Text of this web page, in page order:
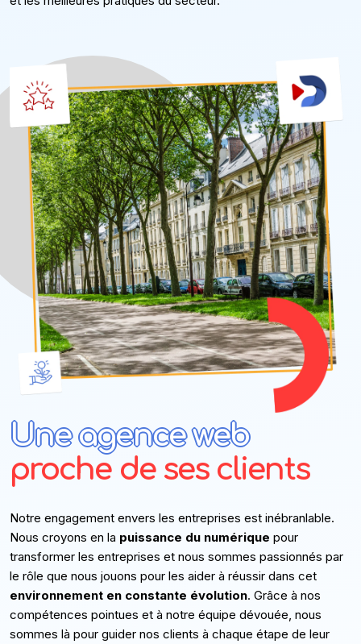
Une agence web
proche de ses clients
Notre engagement envers les entreprises est inébranlable.
Nous croyons en la puissance du numérique pour
transformer les entreprises et nous sommes passionnés par
le rôle que nous jouons pour les aider à réussir dans cet
environnement en constante évolution. Grâce à nos
compétences pointues et à notre équipe dévouée, nous
sommes là pour guider nos clients à chaque étape de leur